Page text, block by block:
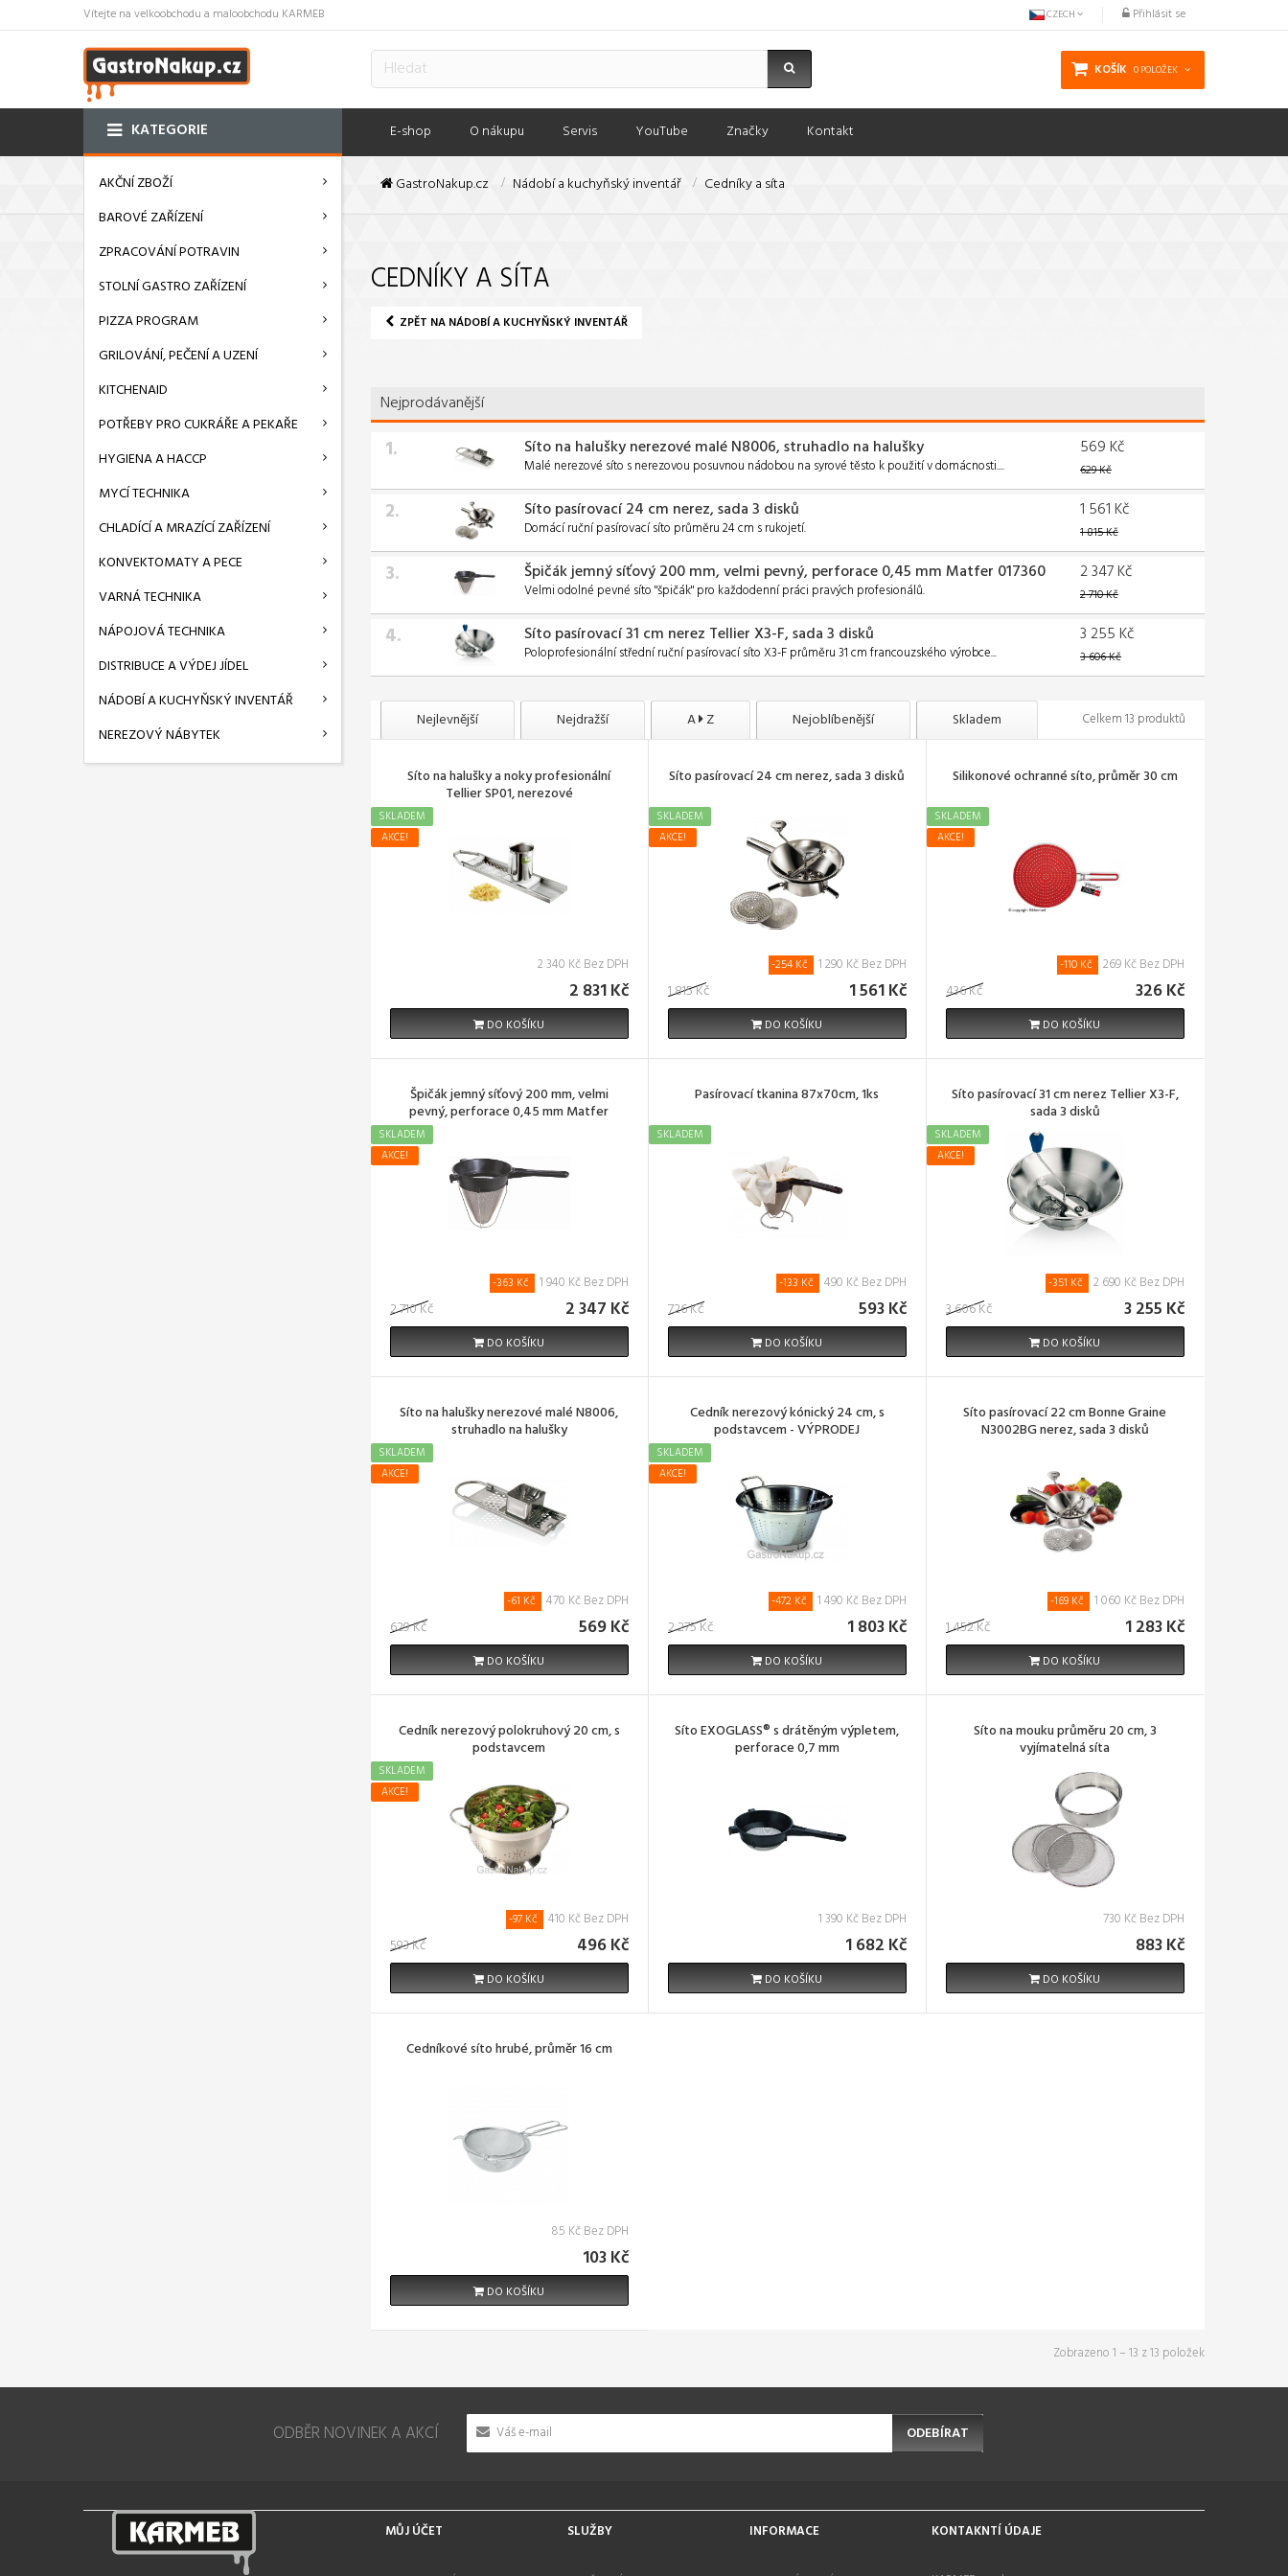
Vítejte na velkoobchodu a maloobchodu KARMEB Přihlásit se
CZECH
KOŠÍK 0 POLOŽEK
E-shop O nákupu Servis YouTube Značky Kontakt
KATEGORIE
AKČNÍ ZBOŽÍ
BAROVÉ ZAŘÍZENÍ
ZPRACOVÁNÍ POTRAVIN
STOLNÍ GASTRO ZAŘÍZENÍ
PIZZA PROGRAM
GRILOVÁNÍ, PEČENÍ A UZENÍ
KITCHENAID
POTŘEBY PRO CUKRÁŘE A PEKAŘE
HYGIENA A HACCP
MYCÍ TECHNIKA
CHLADÍCÍ A MRAZÍCÍ ZAŘÍZENÍ
KONVEKTOMATY A PECE
VARNÁ TECHNIKA
NÁPOJOVÁ TECHNIKA
DISTRIBUCE A VÝDEJ JÍDEL
NÁDOBÍ A KUCHYŇSKÝ INVENTÁŘ
NEREZOVÝ NÁBYTEK
GastroNakup.cz Nádobí a kuchyňský inventář Cedníky a síta
CEDNÍKY A SÍTA
ZPĚT NA NÁDOBÍ A KUCHYŇSKÝ INVENTÁŘ
Nejprodávanější
1. Síto na halušky nerezové malé N8006, struhadlo na halušky
Malé nerezové síto s nerezovou posuvnou nádobou na syrové těsto k použití v domácnosti....
569 Kč
629 Kč
2. Síto pasírovací 24 cm nerez, sada 3 disků
Domácí ruční pasírovací síto průměru 24 cm s rukojetí.
1 561 Kč
1 815 Kč
3. Špičák jemný síťový 200 mm, velmi pevný, perforace 0,45 mm Matfer 017360
Velmi odolné pevné síto "špičák" pro každodenní práci pravých profesionálů.
2 347 Kč
2 710 Kč
4. Síto pasírovací 31 cm nerez Tellier X3-F, sada 3 disků
Poloprofesionální střední ruční pasírovací síto X3-F průměru 31 cm francouzského výrobce...
3 255 Kč
3 606 Kč
Nejlevnější Nejdražší A Z Nejoblíbenější Skladem Celkem 13 produktů
Síto na halušky a noky profesionální
Tellier SP01, nerezové
AKCE!
SKLADEM
2 340 Kč Bez DPH
2 831 Kč
DO KOŠÍKU
Síto pasírovací 24 cm nerez, sada 3 disků
AKCE!
SKLADEM
1 815 Kč
-254 Kč 1 290 Kč Bez DPH
1 561 Kč
DO KOŠÍKU
Silikonové ochranné síto, průměr 30 cm
AKCE!
SKLADEM
436 Kč
-110 Kč 269 Kč Bez DPH
326 Kč
DO KOŠÍKU
Špičák jemný síťový 200 mm, velmi
pevný, perforace 0,45 mm Matfer
AKCE!
SKLADEM
2 710 Kč
-363 Kč 1 940 Kč Bez DPH
2 347 Kč
DO KOŠÍKU
Pasírovací tkanina 87x70cm, 1ks
SKLADEM
726 Kč
-133 Kč 490 Kč Bez DPH
593 Kč
DO KOŠÍKU
Síto pasírovací 31 cm nerez Tellier X3-F,
sada 3 disků
AKCE!
SKLADEM
3 606 Kč
-351 Kč 2 690 Kč Bez DPH
3 255 Kč
DO KOŠÍKU
Síto na halušky nerezové malé N8006,
struhadlo na halušky
AKCE!
SKLADEM
629 Kč
-61 Kč 470 Kč Bez DPH
569 Kč
DO KOŠÍKU
Cedník nerezový kónický 24 cm, s
podstavcem - VÝPRODEJ
AKCE!
SKLADEM
2 275 Kč
-472 Kč 1 490 Kč Bez DPH
1 803 Kč
DO KOŠÍKU
Síto pasírovací 22 cm Bonne Graine
N3002BG nerez, sada 3 disků
1 452 Kč
-169 Kč 1 060 Kč Bez DPH
1 283 Kč
DO KOŠÍKU
Cedník nerezový polokruhový 20 cm, s
podstavcem
AKCE!
SKLADEM
593 Kč
-97 Kč 410 Kč Bez DPH
496 Kč
DO KOŠÍKU
Síto EXOGLASS® s drátěným výpletem,
perforace 0,7 mm
1 390 Kč Bez DPH
1 682 Kč
DO KOŠÍKU
Síto na mouku průměru 20 cm, 3
vyjímatelná síta
730 Kč Bez DPH
883 Kč
DO KOŠÍKU
Cedníkové síto hrubé, průměr 16 cm
85 Kč Bez DPH
103 Kč
DO KOŠÍKU
Zobrazeno 1 – 13 z 13 položek
ODBĚR NOVINEK A AKCÍ ODEBÍRAT
MŮJ ÚČET SLUŽBY INFORMACE KONTAKNTÍ ÚDAJE